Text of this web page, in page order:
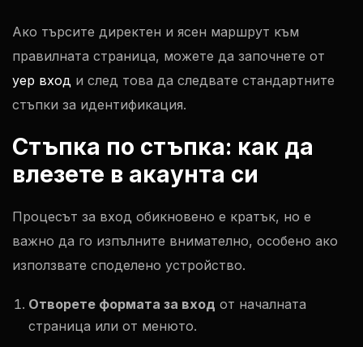
Ако търсите директен и ясен маршрут към
правилната страница, можете да започнете от
yep вход и след това да следвате стандартните
стъпки за идентификация.
Стъпка по стъпка: как да
влезете в акаунта си
Процесът за вход обикновено е кратък, но е
важно да го изпълните внимателно, особено ако
използвате споделено устройство.
Отворете формата за вход от началната
страница или от менюто.